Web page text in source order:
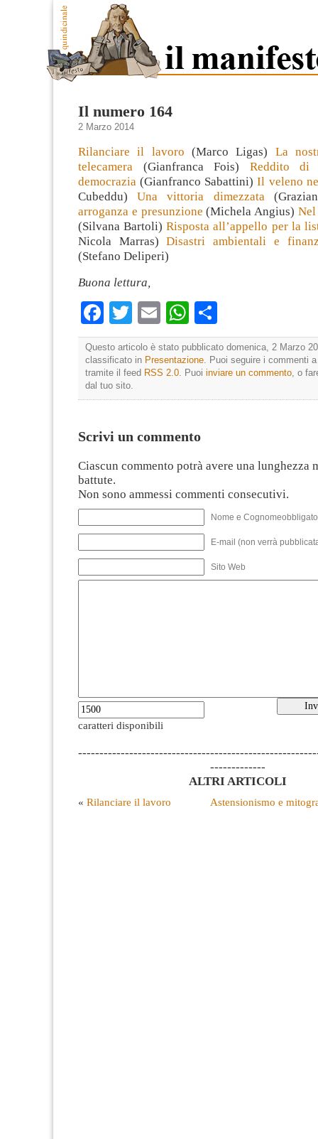
Il numero 164
2 Marzo 2014
Rilanciare il lavoro (Marco Ligas) La
telecamera (Gianfranca Fois) Reddito di
democrazia (Gianfranco Sabattini)Il veleno
Cubeddu)Una vittoria dimezzata
arroganza e presunzione (Michela Angius) Nel
(Silvana Bartoli)Risposta all’appello per la
Nicola Marras)Disastri ambientali e
(Stefano Deliperi)
Buona lettura,
Facebook
TwitterEmailWhatsApp
Questo articolo è stato pubblicato domenica, 2 Marzo
classificato in Presentazione . Puoi seguire i commenti
tramite il feed RSS 2.0 . Puoi inviare un commento , o
dal tuo sito.
Scrivi un commento
Ciascun commento potrà avere una lunghezza
battute.
Non sono ammessi commenti consecutivi.
Nome e
E-mail (non verrà
Sito Web
caratteri disponibili
-------------
ALTRI ARTICOLI
« Rilanciare il lavoro Astensionismo e